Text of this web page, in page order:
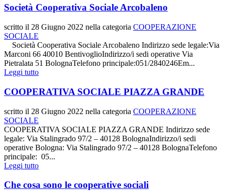
Società Cooperativa Sociale Arcobaleno
scritto il 28 Giugno 2022 nella categoria COOPERAZIONE
SOCIALE
Società Cooperativa Sociale Arcobaleno Indirizzo sede legale:Via
Marconi 66 40010 BentivoglioIndirizzo/i sedi operative Via
Pietralata 51 BolognaTelefono principale:051/2840246Em...
Leggi tutto
COOPERATIVA SOCIALE PIAZZA GRANDE
scritto il 28 Giugno 2022 nella categoria COOPERAZIONE
SOCIALE
COOPERATIVA SOCIALE PIAZZA GRANDE Indirizzo sede
legale: Via Stalingrado 97/2 – 40128 BolognaIndirizzo/i sedi
operative Bologna: Via Stalingrado 97/2 – 40128 BolognaTelefono
principale: 05...
Leggi tutto
Che cosa sono le cooperative sociali